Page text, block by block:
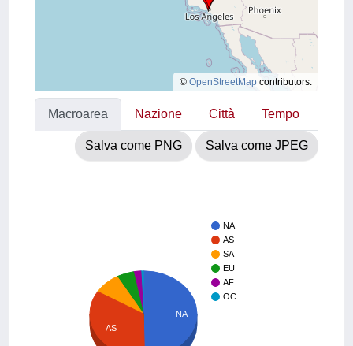
© OpenStreetMap contributors.
Macroarea Nazione Città Tempo
Salva come PNG Salva come JPEG
NA
AS
SA
EU
AF
OC
NA
AS